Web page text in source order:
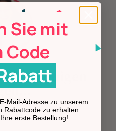
in wenigen
Sie mit
Code
Mail-Adresse zu unserem
Rabattcode zu erhalten.
erste Bestellung!